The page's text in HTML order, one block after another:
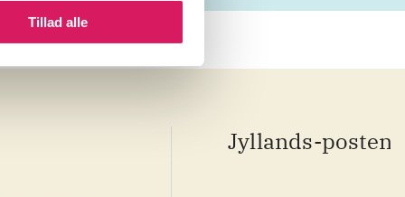
Tillad alle
Jyllands-posten